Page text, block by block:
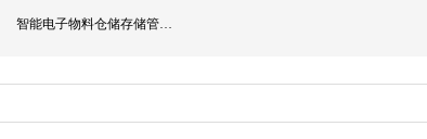
智能电子物料仓储存储管理系列